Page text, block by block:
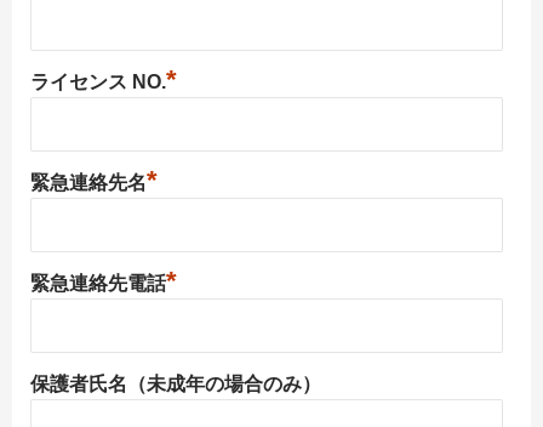
ライセンス NO.*
緊急連絡先名*
緊急連絡先電話*
保護者氏名（未成年の場合のみ）